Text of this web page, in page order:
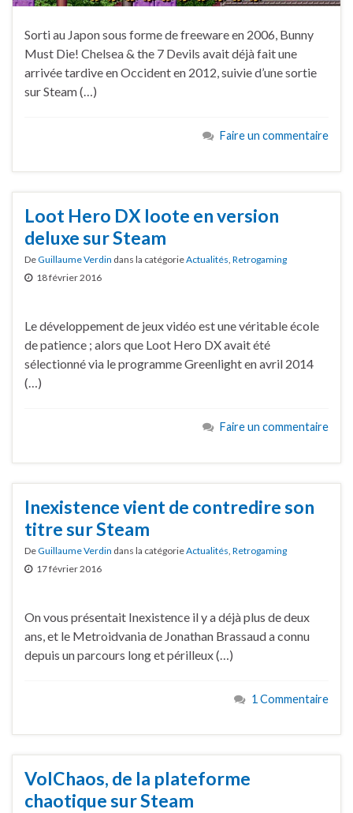
Sorti au Japon sous forme de freeware en 2006, Bunny
Must Die! Chelsea & the 7 Devils avait déjà fait une
arrivée tardive en Occident en 2012, suivie d’une sortie
sur Steam (…)
Faire un commentaire
Loot Hero DX loote en version
deluxe sur Steam
DeGuillaume Verdin dans la catégorieActualités Retrogaming
18 février 2016
Le développement de jeux vidéo est une véritable école
de patience ; alors que Loot Hero DX avait été
sélectionné via le programme Greenlight en avril 2014
(…)
Faire un commentaire
Inexistence vient de contredire son
titre sur Steam
DeGuillaume Verdin dans la catégorieActualités Retrogaming
17 février 2016
On vous présentait Inexistence il y a déjà plus de deux
ans, et le Metroidvania de Jonathan Brassaud a connu
depuis un parcours long et périlleux (…)
1 Commentaire
VolChaos, de la plateforme
chaotique sur Steam